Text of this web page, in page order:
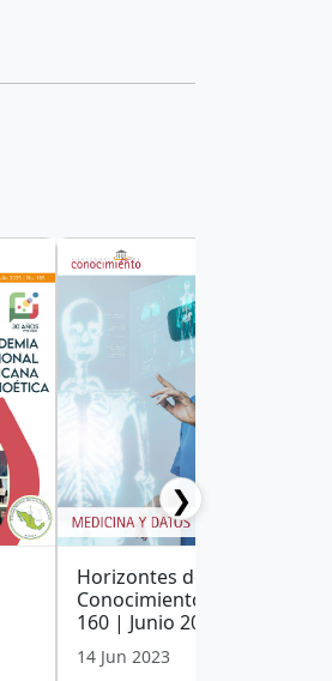
Horizontes del
Conocimiento No.
160 | Junio 2023
14 Jun 2023
❯